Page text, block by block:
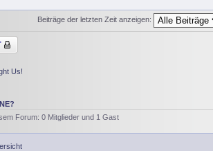
Beiträge der letzten Zeit anzeigen:
Us!
Forum: 0 Mitglieder und 1 Gast